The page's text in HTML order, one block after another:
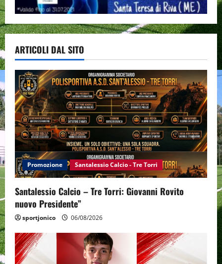
ARTICOLI DAL SITO
Promozione Santalessio Calcio - Tre Torri
Santalessio Calcio – Tre Torri: Giovanni Rovito
nuovo Presidente”
sportjonico 06/08/2026